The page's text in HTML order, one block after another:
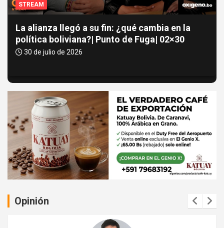
STREAM
La alianza llegó a su fin: ¿qué cambia en la
política boliviana?| Punto de Fuga| 02×30
30 de julio de 2026
v
e
r
t
i
e
Opinión